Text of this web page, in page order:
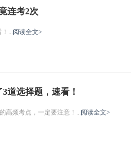
连考2次
...阅读全文>
道选择题，速看！
高频考点，一定要注意！...阅读全文>